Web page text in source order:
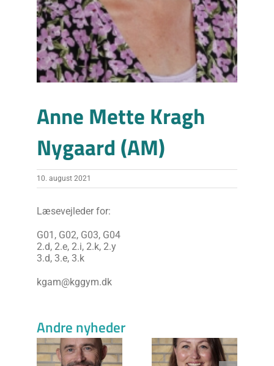
Anne Mette Kragh
Nygaard (AM)
10. august 2021
Læsevejleder for:
G01, G02, G03, G04
2.d, 2.e, 2.i, 2.k, 2.y
3.d, 3.e, 3.k
kgam@kggym.dk
Beslægtede indlæg